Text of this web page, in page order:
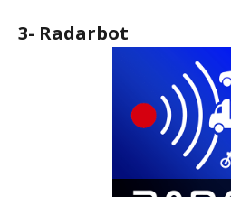
3- Radarbot